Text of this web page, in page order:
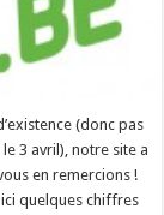
(donc pas
3 avril), notre site a
en remercions !
quelques chiffres